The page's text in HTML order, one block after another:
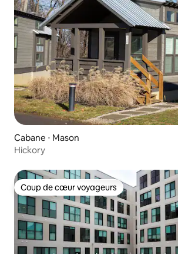
Cabane ⋅ Mason
Hickory
Coup de cœur voyageurs
Coup de cœur voyageurs